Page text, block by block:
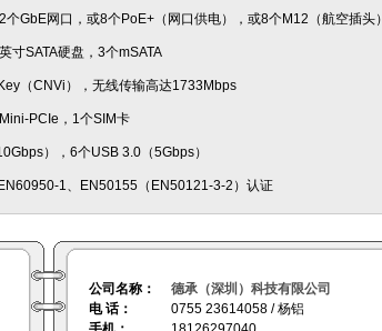
个GbE网口，或8个PoE+（网口供电），或8个M12（航空插头）
寸SATA硬盘，3个mSATA
（CNVi），无线传输高达1733Mbps
PCIe，1个SIM卡
），6个USB 3.0（5Gbps）
1、EN50155（EN50121-3-2）认证
公司名称：
德承（深圳）科技有限公司
电 话：
0755 23614058 / 杨铝